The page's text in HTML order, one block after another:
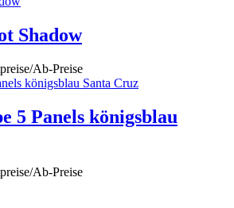
Shadow
Ab-Preise
5 Panels königsblau
Ab-Preise